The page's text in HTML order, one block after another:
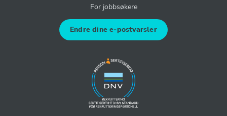
For jobbsøkere
Endre dine e-postvarsler